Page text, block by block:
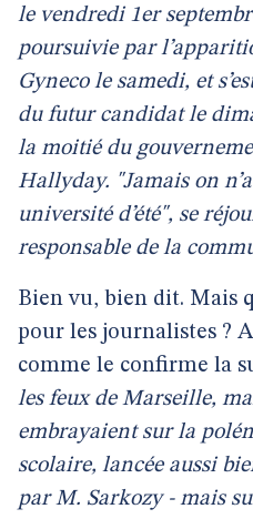
le vendredi 1er
poursuivie par
Gyneco le samedi, et
du futur candidat le
la moitié du
Hallyday. "Jamais on
université d’été", se
responsable de la
Bien vu, bien dit. Mais
pour les journalistes ?
comme le confirme la
les feux de Marseille,
embrayaient sur la
scolaire, lancée aussi
par M. Sarkozy - mais